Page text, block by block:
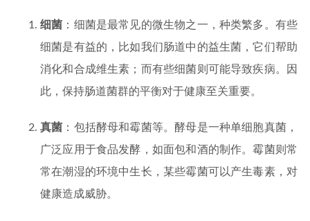
细菌 ：细菌是最常见的微生物之一，种类繁多。有些
细菌是有益的，比如我们肠道中的益生菌，它们帮助
消化和合成维生素；而有些细菌则可能导致疾病。因
此，保持肠道菌群的平衡对于健康至关重要。
真菌 ：包括酵母和霉菌等。酵母是一种单细胞真菌，
广泛应用于食品发酵，如面包和酒的制作。霉菌则常
常在潮湿的环境中生长，某些霉菌可以产生毒素，对
健康造成威胁。